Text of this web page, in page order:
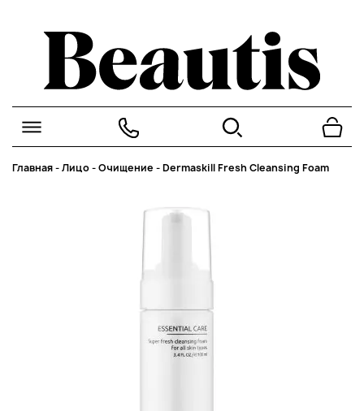
Главная-Лицо-Очищение -Dermaskill Fresh Cleansing Foam